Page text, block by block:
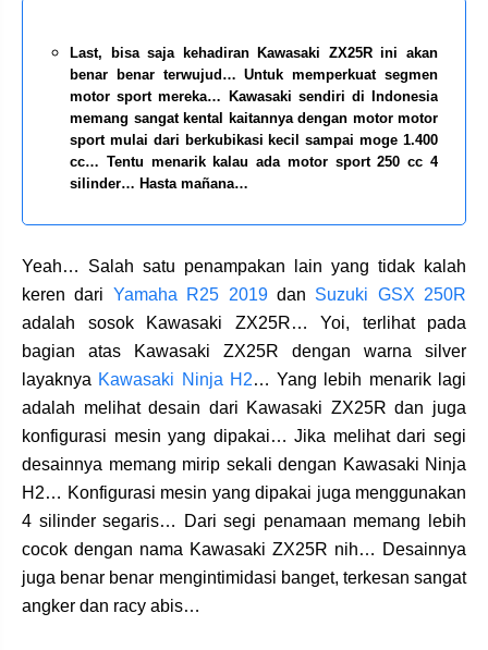
Last, bisa saja kehadiran Kawasaki ZX25R ini akan
benar benar terwujud… Untuk memperkuat segmen
motor sport mereka… Kawasaki sendiri di Indonesia
memang sangat kental kaitannya dengan motor motor
sport mulai dari berkubikasi kecil sampai moge 1.400
cc… Tentu menarik kalau ada motor sport 250 cc 4
silinder… Hasta mañana…
Yeah… Salah satu penampakan lain yang tidak kalah
keren dari Yamaha R25 2019dan Suzuki GSX 250R
adalah sosok Kawasaki ZX25R… Yoi, terlihat pada
bagian atas Kawasaki ZX25R dengan warna silver
layaknya Kawasaki Ninja H2… Yang lebih menarik lagi
adalah melihat desain dari Kawasaki ZX25R dan juga
konfigurasi mesin yang dipakai… Jika melihat dari segi
desainnya memang mirip sekali dengan Kawasaki Ninja
H2… Konfigurasi mesin yang dipakai juga menggunakan
4 silinder segaris… Dari segi penamaan memang lebih
cocok dengan nama Kawasaki ZX25R nih… Desainnya
juga benar benar mengintimidasi banget, terkesan sangat
angker dan racy abis…